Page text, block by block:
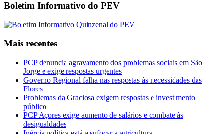
Boletim Informativo do PEV
Mais recentes
PCP denuncia agravamento dos problemas sociais em São
Jorge e exige respostas urgentes
Governo Regional falha nas respostas às necessidades das
Flores
Problemas da Graciosa exigem respostas e investimento
público
PCP Açores exige aumento de salários e combate às
desigualdades